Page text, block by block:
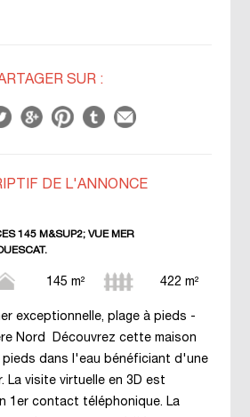
SUR :
DE L'ANNONCE
145 M&SUP2; VUE MER
145 m² 422 m²
exceptionnelle, plage à pieds -
Nord Découvrez cette maison
dans l'eau bénéficiant d'une
La visite virtuelle en 3D est
1er contact téléphonique. La